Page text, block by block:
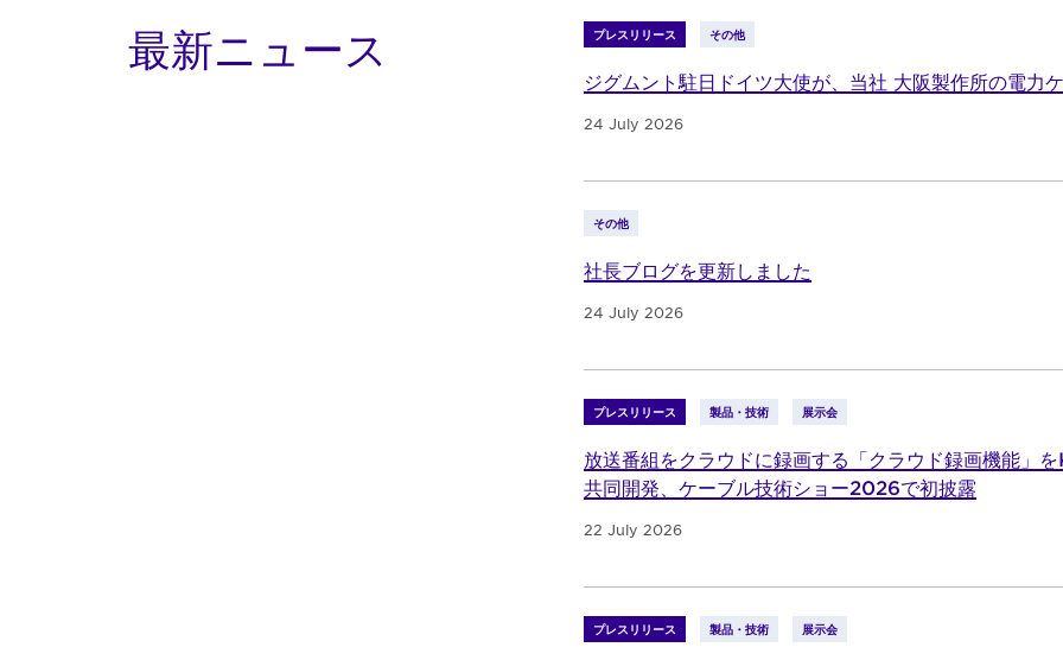
最新ニュース プレスリリース その他
ジグムント駐日ドイツ大使が、当社 大阪製作所の電力
24 July 2026
その他
社長ブログを更新しました
24 July 2026
プレスリリース 製品・技術 展示会
放送番組をクラウドに録画する「クラウド録画機能」
共同開発、ケーブル技術ショー2026で初披露
22 July 2026
プレスリリース 製品・技術 展示会